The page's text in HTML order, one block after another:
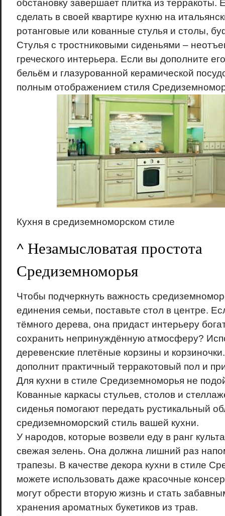
обстановку завершает плитка из
сделать в своей квартире кухню на
ротанговые или кованные стулья и столы,
Стулья с тростниковыми сиденьями –
греческого интерьера. Если вы дополните
бельём и глазурованной керамической
полным отображением стиля
Кухня в средиземноморском стиле
^ Незамысловатая простота
Средиземноморья
Чтобы подчеркнуть важность
единения семьи, поставьте стол в центре.
тёмного дерева, она придаст интерьеру
сохранить непринуждённую атмосферу?
деревенские плетёные корзины и
дополнит практичный терракотовый пол и
Для кухни в стиле Средиземноморья не
Кованные каркасы стульев, столов и
сиденья помогают передать рустикальный
средиземноморский стиль вашей кухни.
У народов, которые возвели еду в ранг
свежая зелень. Она должна лишний раз
трапезы. В качестве декора кухни в стиле
можете использовать даже красочные
могут обрести вторую жизнь и стать
хранения ароматных букетиков из трав.